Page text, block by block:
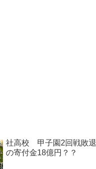
社高校 甲子園2回戦敗
の寄付金18億円？？